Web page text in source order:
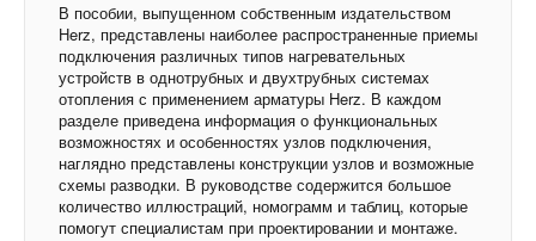
В пособии, выпущенном собственным издательством
Herz, представлены наиболее распространенные приемы
подключения различных типов нагревательных
устройств в однотрубных и двухтрубных системах
отопления с применением арматуры Herz. В каждом
разделе приведена информация о функциональных
возможностях и особенностях узлов подключения,
наглядно представлены конструкции узлов и возможные
схемы разводки. В руководстве содержится большое
количество иллюстраций, номограмм и таблиц, которые
помогут специалистам при проектировании и монтаже.